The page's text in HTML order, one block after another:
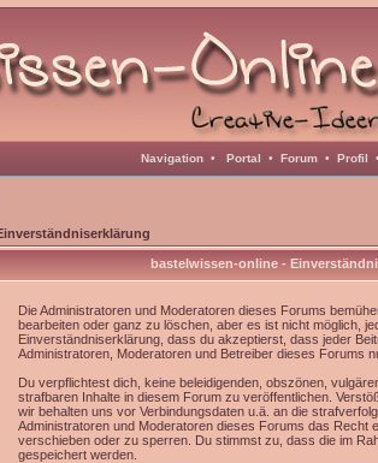
Navigation • Portal • Forum • Profil
bastelwissen-online -
Die Administratoren und Moderatoren dieses Forums
bearbeiten oder ganz zu löschen, aber es ist nicht möglich,
Einverständniserklärung, dass du akzeptierst, dass jeder
Administratoren, Moderatoren und Betreiber dieses Forums
Du verpflichtest dich, keine beleidigenden, obszönen,
strafbaren Inhalte in diesem Forum zu veröffentlichen.
wir behalten uns vor Verbindungsdaten u.ä. an die
Administratoren und Moderatoren dieses Forums das Recht
verschieben oder zu sperren. Du stimmst zu, dass die im
gespeichert werden.